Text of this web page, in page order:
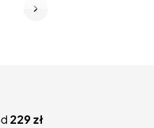
229 zł